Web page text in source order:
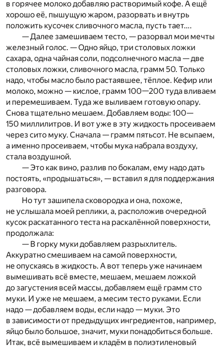
в горячее молоко добавляю растворимый кофе. А ещё
хорошо её, пышущую жаром, разорвать и внутрь
положить кусочек сливочного масла, пусть тает….
— Далее замешиваем тесто, — разорвал мои мечты
железный голос. — Одно яйцо, три столовых ложки
сахара, одна чайная соли, подсолнечного масла — две
столовых ложки, сливочного масла, грамм 50. Только
надо, чтобы масло было растаявшее, тёплое. Кефир или
молоко, можно — кислое, грамм 100—200 туда вливаем
и перемешиваем. Туда же выливаем готовую опару.
Снова тщательно мешаем. Добавляем воды: 100—
150 миллилитров. И вот уже в эту жидкость просеиваем
через сито муку. Сначала — грамм пятьсот. Не всыпаем,
а именно просеиваем, чтобы мука набрала воздуху,
стала воздушной.
— Это как вино, разлив по бокалам, ему надо дать
постоять, «продышаться», — вставил я для поддержания
разговора.
Но тут зашипела сковородка и она, похоже,
не услышала моей реплики, а, расположив очередной
кусок раскатанного теста на раскалённой поверхности,
продолжала:
— В горку муки добавляем разрыхлитель.
Аккуратно смешиваем на самой поверхности,
не опускаясь в жидкость. А вот теперь уже начинаем
вымешивать всё вместе, мешаем, мешаем ложкой
до загустения всей массы, добавляем ещё грамм сто
муки. И уже не мешаем, а месим тесто руками. Если
надо — добавляем воды, если надо — муки. Это
в зависимости от предыдущих ингредиентов, например,
яйцо было большое, значит, муки понадобиться больше.
Итак, всё вымешиваем и кладём в полиэтиленовый